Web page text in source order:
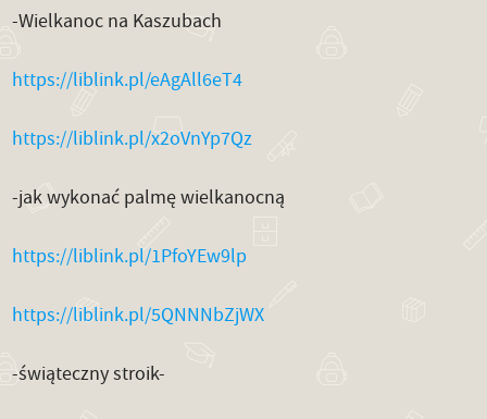
-Wielkanoc na Kaszubach
https://liblink.pl/eAgAll6eT4
https://liblink.pl/x2oVnYp7Qz
-jak wykonać palmę wielkanocną
https://liblink.pl/1PfoYEw9lp
https://liblink.pl/5QNNNbZjWX
-świąteczny stroik-